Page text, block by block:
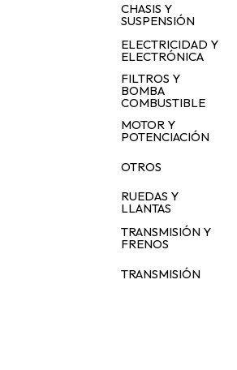
CHASIS Y
SUSPENSIÓN
ELECTRICIDAD Y
ELECTRÓNICA
FILTROS Y
BOMBA
COMBUSTIBLE
MOTOR Y
POTENCIACIÓN
OTROS
RUEDAS Y
LLANTAS
TRANSMISIÓN Y
FRENOS
TRANSMISIÓN